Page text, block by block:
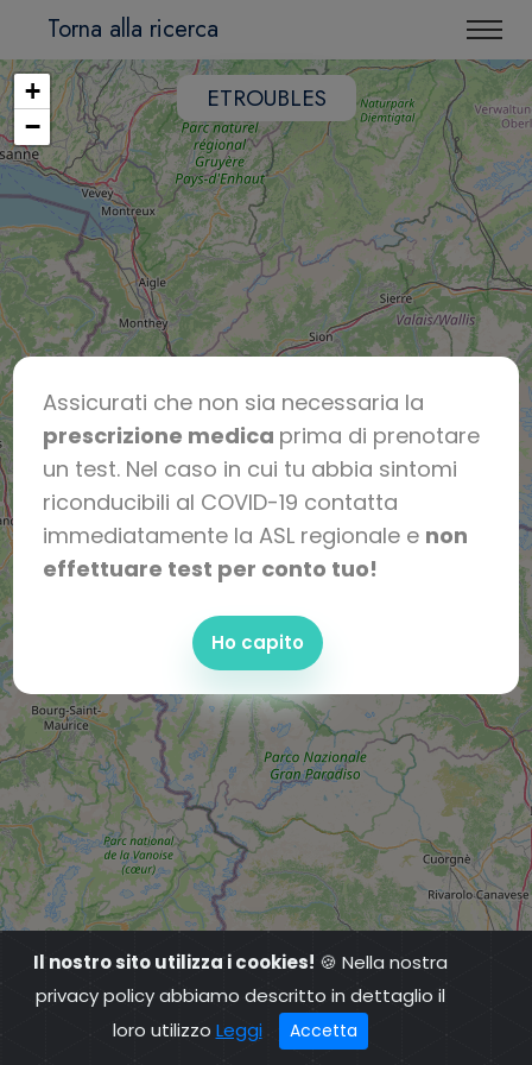
Assicurati che non sia necessaria la
prescrizione medica prima di prenotare
un test. Nel caso in cui tu abbia sintomi
riconducibili al COVID-19 contatta
immediatamente la ASL regionale e non
effettuare test per conto tuo!
Ho capito
Torna alla ricerca
ETROUBLES
+
−
Il nostro sito utilizza i cookies! 🍪 Nella nostra
privacy policy abbiamo descritto in dettaglio il
loro utilizzo Leggi Accetta